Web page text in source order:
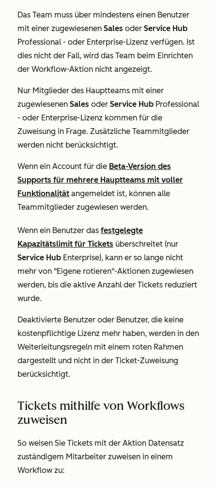
Das Team muss über mindestens einen Benutzer
mit einer zugewiesenen Sales oder Service Hub
Professional - oder Enterprise-Lizenz verfügen. Ist
dies nicht der Fall, wird das Team beim Einrichten
der Workflow-Aktion nicht angezeigt.
Nur Mitglieder des Hauptteams mit einer
zugewiesenen Sales oder Service Hub Professional
- oder Enterprise-Lizenz kommen für die
Zuweisung in Frage. Zusätzliche Teammitglieder
werden nicht berücksichtigt.
Wenn ein Account für die Beta-Version des
Supports für mehrere Hauptteams mit voller
Funktionalität angemeldet ist, können alle
Teammitglieder zugewiesen werden.
Wenn ein Benutzer das festgelegte
Kapazitätslimit für Tickets überschreitet (nur
Service Hub Enterprise), kann er so lange nicht
mehr von "Eigene rotieren"-Aktionen zugewiesen
werden, bis die aktive Anzahl der Tickets reduziert
wurde.
Deaktivierte Benutzer oder Benutzer, die keine
kostenpflichtige Lizenz mehr haben, werden in den
Weiterleitungsregeln mit einem roten Rahmen
dargestellt und nicht in der Ticket-Zuweisung
berücksichtigt.
Tickets mithilfe von Workflows
zuweisen
So weisen Sie Tickets mit der Aktion Datensatz
zuständigem Mitarbeiter zuweisen in einem
Workflow zu: